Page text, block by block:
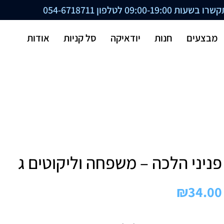
09:00-19:00 לטלפון 054-6718711
מבצעים חנות יודאיקה סל קניות אודות
פניני הלכה – משפחה וליקוטים ג
₪34.00